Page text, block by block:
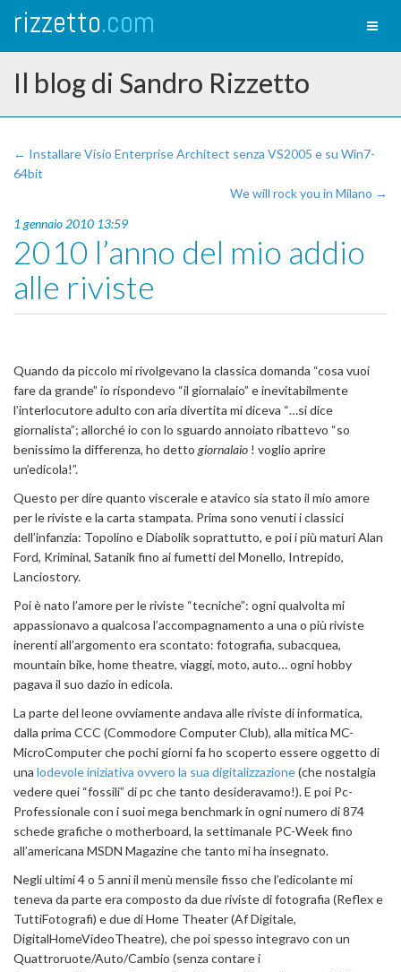
rizzetto.com
Il blog di Sandro Rizzetto
← Installare Visio Enterprise Architect senza VS2005 e su Win7-
64bit
We will rock you in Milano →
1 gennaio 2010 13:59
2010 l’anno del mio addio
alle riviste
Quando da piccolo mi rivolgevano la classica domanda “cosa vuoi
fare da grande” io rispondevo “il giornalaio” e inevitabilmente
l’interlocutore adulto con aria divertita mi diceva “…si dice
giornalista”; allorché io con lo sguardo annoiato ribattevo “so
benissimo la differenza, ho detto giornalaio ! voglio aprire
un’edicola!”.
Questo per dire quanto viscerale e atavico sia stato il mio amore
per le riviste e la carta stampata. Prima sono venuti i classici
dell’infanzia: Topolino e Diabolik soprattutto, e poi i più maturi Alan
Ford, Kriminal, Satanik fino ai fumetti del Monello, Intrepido,
Lanciostory.
Poi è nato l’amore per le riviste “tecniche”: ogni qualvolta mi
appassionavo a qualcosa l’accompagnamento a una o più riviste
inerenti all’argomento era scontato: fotografia, subacquea,
mountain bike, home theatre, viaggi, moto, auto… ogni hobby
pagava il suo dazio in edicola.
La parte del leone ovviamente andava alle riviste di informatica,
dalla prima CCC (Commodore Computer Club), alla mitica MC-
MicroComputer che pochi giorni fa ho scoperto essere oggetto di
una lodevole iniziativa ovvero la sua digitalizzazione(che nostalgia
vedere quei “fossili” di pc che tanto desideravamo!). E poi Pc-
Professionale con i suoi mega benchmark in ogni numero di 874
schede grafiche o motherboard, la settimanale PC-Week fino
all’americana MSDN Magazine che tanto mi ha insegnato.
Negli ultimi 4 o 5 anni il menù mensile fisso che l’edicolante mi
teneva da parte era composto da due riviste di fotografia (Reflex e
TuttiFotografi) e due di Home Theater (Af Digitale,
DigitalHomeVideoTheatre), che poi spesso integravo con un
Quattroruote/Auto/Cambio (senza contare i